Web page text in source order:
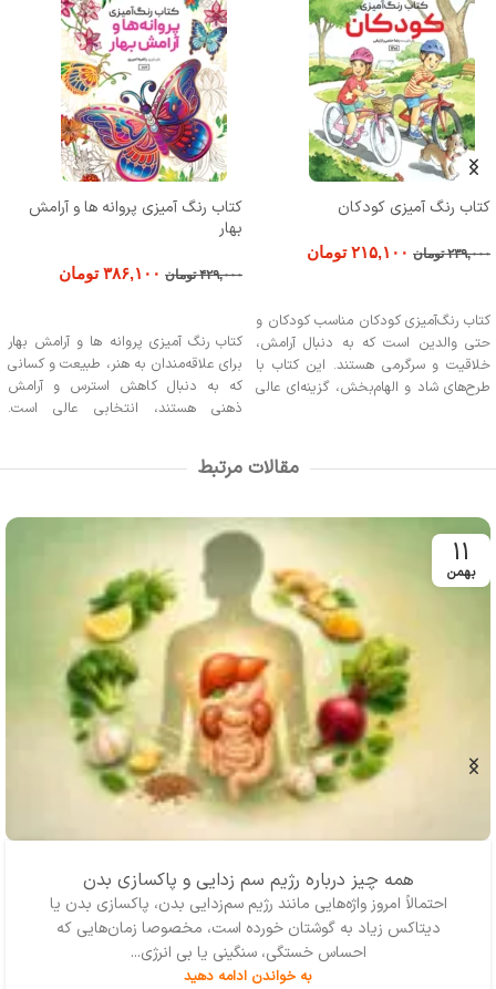
کتاب رنگ آمیزی کودکان
۲۳۹,۰۰۰ تومان ۲۱۵,۱۰۰ تومان
کتاب رنگ‌آمیزی کودکان مناسب کودکان و
حتی والدین است که به دنبال آرامش،
خلاقیت و سرگرمی هستند. این کتاب با
طرح‌های شاد و الهام‌بخش، گزینه‌ای عالی
کتاب رنگ آمیزی پروانه ها و آرامش
بهار
۴۲۹,۰۰۰ تومان ۳۸۶,۱۰۰ تومان
کتاب رنگ آمیزی پروانه ها و آرامش بهار
برای علاقه‌مندان به هنر، طبیعت و کسانی
که به دنبال کاهش استرس و آرامش
ذهنی هستند، انتخابی عالی است.
به دنبال الهام از بهار و زیبایی‌های طبیعتمقالات مرتبط
11
بهمن
همه چیز درباره رژیم سم زدایی و پاکسازی بدن
احتمالاً امروز واژه‌‌هایی مانند رژیم سم‌زدایی بدن، پاکسازی بدن یا
دیتاکس زیاد به گوشتان خورده است، مخصوصا زمان‌هایی که
احساس خستگی، سنگینی یا بی انرژی...
به خواندن ادامه دهید